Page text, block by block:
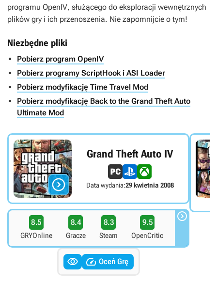
programu OpenIV, służącego do eksploracji wewnętrznych
plików gry i ich przenoszenia. Nie zapomnijcie o tym!
Niezbędne pliki
Pobierz program OpenIV
Pobierz programy ScriptHook i ASI Loader
Pobierz modyfikację Time Travel Mod
Pobierz modyfikację Back to the Grand Theft Auto
Ultimate Mod

Grand Theft Auto IV
Data wydania:29 kwietnia 2008
8.5
GRYOnline
8.4
Gracze
8.3
Steam
9.5
OpenCritic

  Oceń Grę